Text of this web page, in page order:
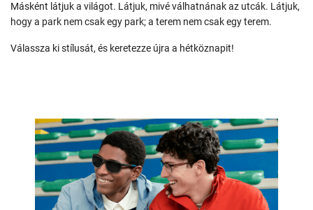
Másként látjuk a világot. Látjuk, mivé válhatnának az utcák. Látjuk,
hogy a park nem csak egy park; a terem nem csak egy terem.
Válassza ki stílusát, és keretezze újra a hétköznapit!